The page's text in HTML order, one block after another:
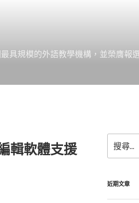
具規模的外語教學機構，並榮膺報
輯軟體支援
尋
關
字:
近期文章